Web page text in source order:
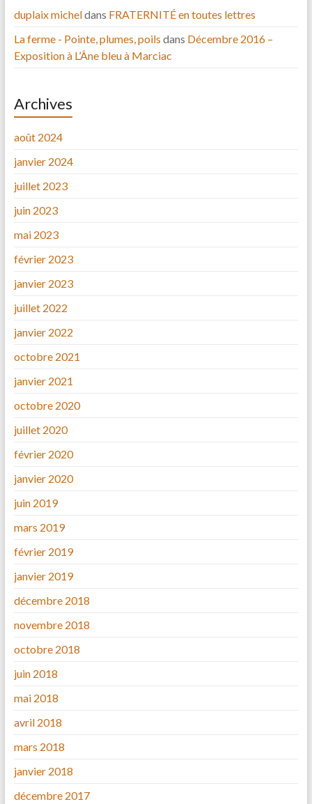
duplaix micheldans FRATERNITÉ en toutes lettres
La ferme - Pointe, plumes, poils dans Décembre 2016 –
Exposition à L’Âne bleu à Marciac
Archives
août 2024
janvier 2024
juillet 2023
juin 2023
mai 2023
février 2023
janvier 2023
juillet 2022
janvier 2022
octobre 2021
janvier 2021
octobre 2020
juillet 2020
février 2020
janvier 2020
juin 2019
mars 2019
février 2019
janvier 2019
décembre 2018
novembre 2018
octobre 2018
juin 2018
mai 2018
avril 2018
mars 2018
janvier 2018
décembre 2017